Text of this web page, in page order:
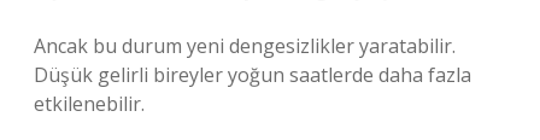
Ancak bu durum yeni dengesizlikleryaratabilir.
Düşük gelirli bireyler yoğun saatlerde daha fazla
etkilenebilir.